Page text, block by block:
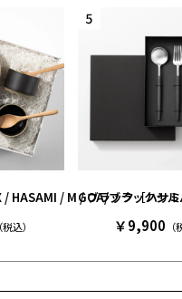
HASAMI / M / ブラック［ハサミ
（税込）
GOA/ブラックシル
￥9,900 （